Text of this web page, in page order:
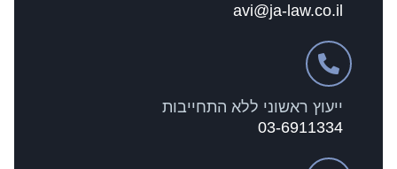
avi@ja-law.co.il
ייעוץ ראשוני ללא התחייבות
03-6911334